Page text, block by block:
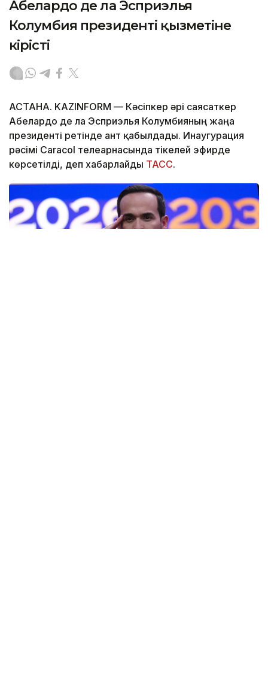
Абелардо де ла Эсприэлья
Колумбия президенті қызметіне
кірісті
АСТАНА. KAZINFORM — Кәсіпкер әрі саясаткер
Абелардо де ла Эсприэлья Колумбияның жаңа
президенті ретінде ант қабылдады. Инаугурация
рәсімі Caracol телеарнасында тікелей эфирде
көрсетілді, деп хабарлайды ТАСС.